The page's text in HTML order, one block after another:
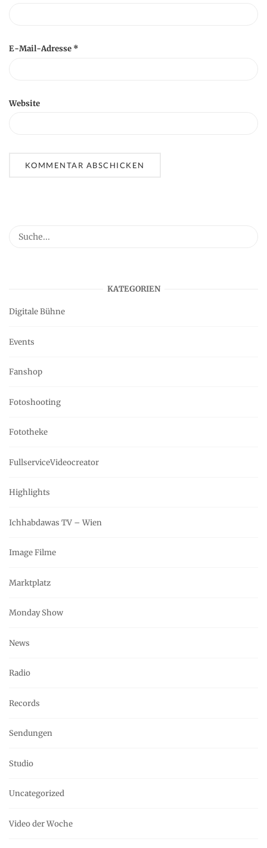
E-Mail-Adresse *
Website
KATEGORIEN
Digitale Bühne
Events
Fanshop
Fotoshooting
Fototheke
FullserviceVideocreator
Highlights
Ichhabdawas TV – Wien
Image Filme
Marktplatz
Monday Show
News
Radio
Records
Sendungen
Studio
Uncategorized
Video der Woche